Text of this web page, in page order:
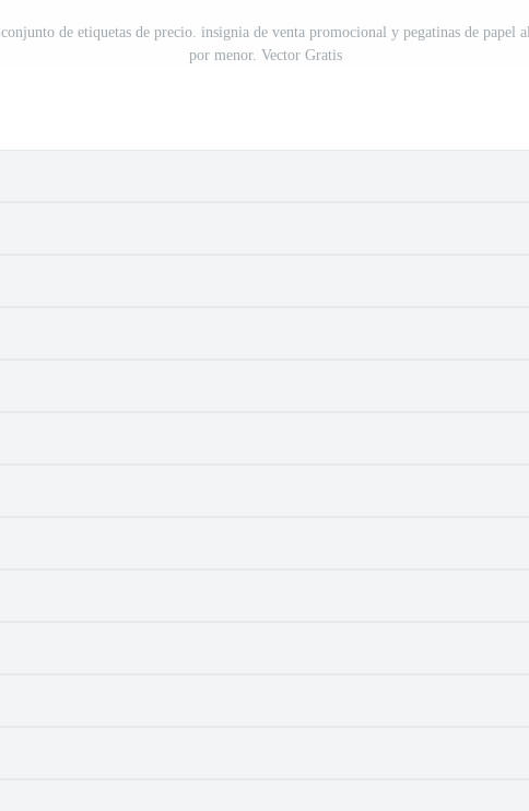
conjunto de etiquetas de precio. insignia de venta promocional y pegatinas de papel al
por menor. Vector Gratis